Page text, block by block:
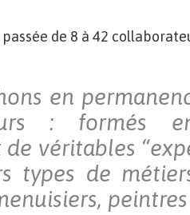
de 8 à 42
en
: formés
véritables
types de